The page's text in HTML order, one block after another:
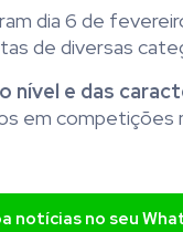
dia 6 de
de diversas
nível e das
em competições
notícias no seu